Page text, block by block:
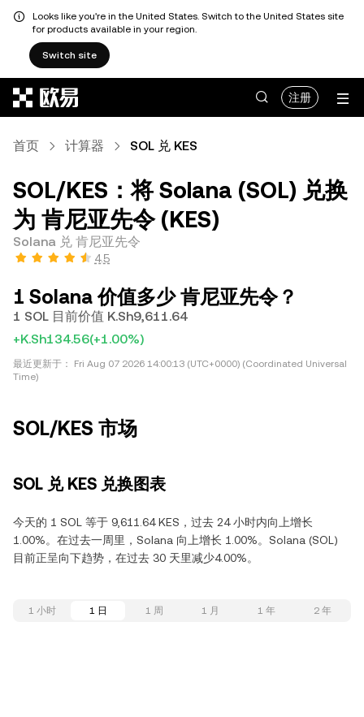
Looks like you're in the United States. Switch to the United States site
for products available in your region.
Switch site
注册
首页 计算器 SOL 兑 KES
SOL/KES：将 Solana (SOL) 兑换
为 肯尼亚先令 (KES)
Solana 兑 肯尼亚先令
4.5
1 Solana 价值多少 肯尼亚先令？
1 SOL 目前价值 K.Sh9,611.64
+K.Sh134.56(+1.00%)
最近更新于：
Fri Aug 07 2026 14:00:13 (UTC+0000) (Coordinated Universal
Time)
SOL/KES 市场
SOL 兑 KES 兑换图表
今天的 1 SOL 等于 9,611.64 KES，过去 24 小时内向上增长
1.00%。在过去一周里，Solana 向上增长 1.00%。Solana (SOL)
目前正呈向下趋势，在过去 30 天里减少4.00%。
1 小时 1 日 1 周 1 月 1 年 2 年